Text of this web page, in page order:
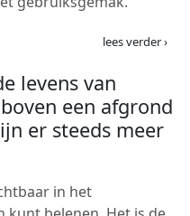
lees verder ›
levens van
een afgrond
er steeds meer
in het